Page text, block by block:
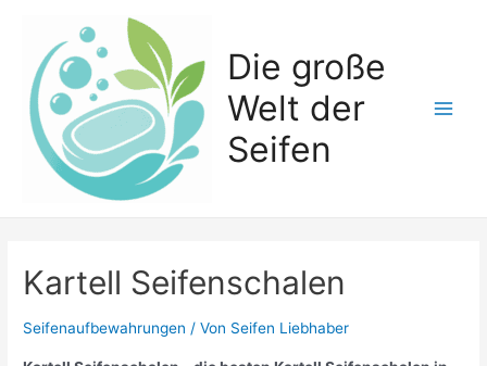
springen
Die große
Welt der
Seifen
Kartell Seifenschalen
Seifenaufbewahrungen / Von Seifen Liebhaber